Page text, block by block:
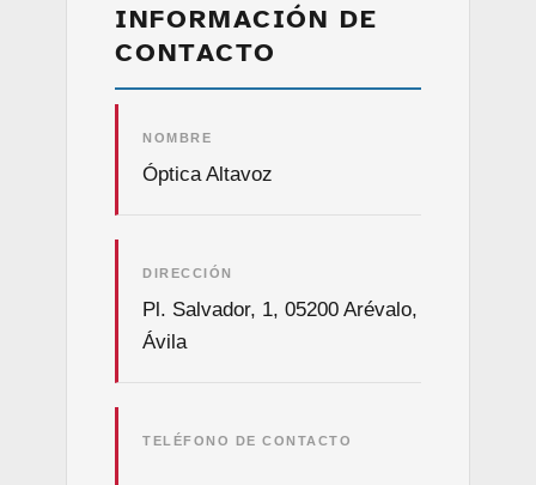
INFORMACIÓN DE
CONTACTO
NOMBRE
Óptica Altavoz
DIRECCIÓN
Pl. Salvador, 1, 05200 Arévalo,
Ávila
TELÉFONO DE CONTACTO